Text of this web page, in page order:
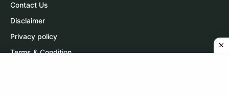
Contact Us
Disclaimer
Privacy policy
Terms & Condition